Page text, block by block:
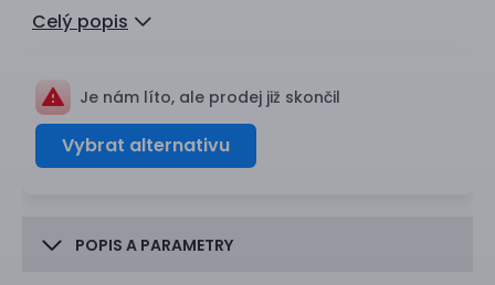
Celý popis
Je nám líto, ale prodej již skončil
Vybrat alternativu
POPIS A PARAMETRY